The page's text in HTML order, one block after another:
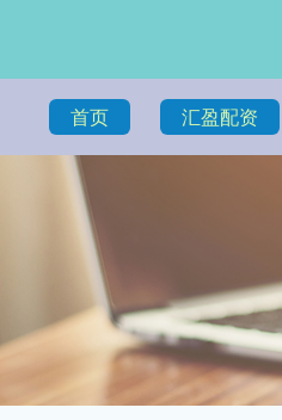
首页 汇盈配资